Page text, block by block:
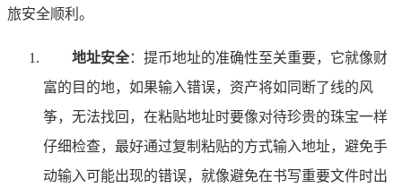
旅安全顺利。
地址安全：提币地址的准确性至关重要，它就像财
富的目的地，如果输入错误，资产将如同断了线的风
筝，无法找回，在粘贴地址时要像对待珍贵的珠宝一样
仔细检查，最好通过复制粘贴的方式输入地址，避免手
动输入可能出现的错误，就像避免在书写重要文件时出